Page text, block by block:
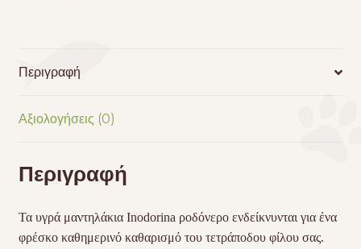
ποσότητα
Περιγραφή
Αξιολογήσεις (0)
Περιγραφή
Τα υγρά μαντηλάκια Inodorina ροδόνερο ενδείκνυνται για ένα
φρέσκο ​​καθημερινό καθαρισμό του τετράποδου φίλου σας.